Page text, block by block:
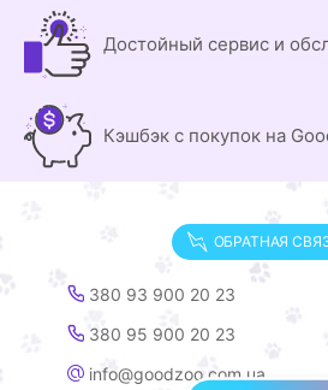
Достойный сервис и
Кэшбэк с покупок на
ОБРАТНАЯ
380 93 900 20 23
380 95 900 20 23
info@goodzoo.com.ua